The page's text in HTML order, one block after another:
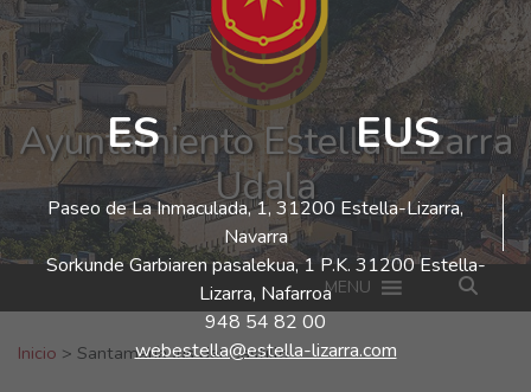
ES EUS
Paseo de La Inmaculada, 1, 31200 Estella-Lizarra,
Navarra
Sorkunde Garbiaren pasalekua, 1 P.K. 31200 Estella-
Lizarra, Nafarroa
948 54 82 00
webestella@estella-lizarra.com
Ayuntamiento Estella-Lizarra
Udala
MENU
Buscar:
Inicio > Santamaría Jus del Castillo